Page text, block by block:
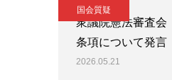
国会質疑
衆議院憲法審査
条項について発言
2026.05.21